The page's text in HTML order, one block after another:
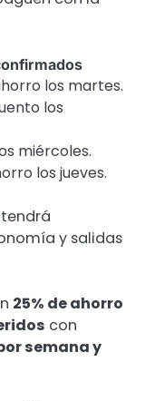
los martes.
los
miércoles.
los jueves.
y salidas
25% de ahorro
con
semana y